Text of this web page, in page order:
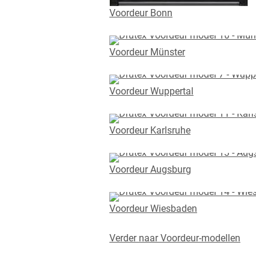
Voordeur Bonn
Voordeur Münster
Voordeur Wuppertal
Voordeur Karlsruhe
Voordeur Augsburg
Voordeur Wiesbaden
Verder naar Voordeur-modellen